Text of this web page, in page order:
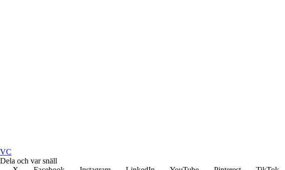
VC
Dela och var snäll